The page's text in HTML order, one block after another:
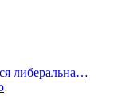
либеральна…